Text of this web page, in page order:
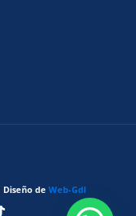
Diseño de Web-Gdl